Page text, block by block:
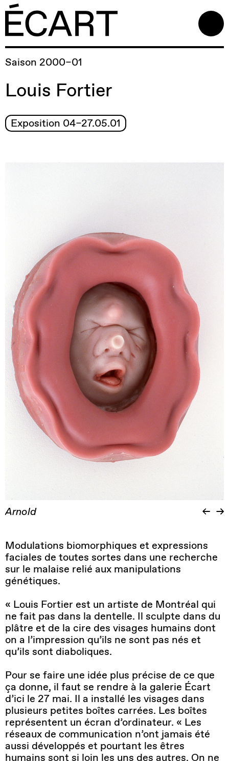
Saison 2000–01
Louis Fortier
Exposition 04–27.05.01
Arnold
Modulations biomorphiques et expressions
faciales de toutes sortes dans une recherche
sur le malaise relié aux manipulations
génétiques.
« Louis Fortier est un artiste de Montréal qui
ne fait pas dans la dentelle. Il sculpte dans du
plâtre et de la cire des visages humains dont
on a l’impression qu’ils ne sont pas nés et
qu’ils sont diaboliques.
Pour se faire une idée plus précise de ce que
ça donne, il faut se rendre à la galerie Écart
d’ici le 27 mai. Il a installé les visages dans
plusieurs petites boîtes carrées. Les boîtes
représentent un écran d’ordinateur. « Les
réseaux de communication n’ont jamais été
aussi développés et pourtant les êtres
humains sont si loin les uns des autres. On ne